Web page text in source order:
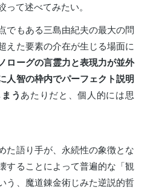
って述べてみたい。
でもある三島由紀夫の最大の問
えた要素の介在が生じる場面に
ローグの言霊力と表現力が並外
人智の枠内でパーフェクト説明
う あたりだと、個人的には思
た語り手が、永続性の象徴とな
することによって普遍的な「観
う、魔道錬金術じみた逆説的哲